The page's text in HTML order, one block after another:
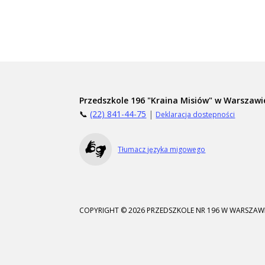
Przedszkole 196 "Kraina Misiów" w
📞(22) 841-44-75 | Deklaracja dostępności
Tłumacz języka migowego
COPYRIGHT © 2026 PRZEDSZKOLE NR 196 W